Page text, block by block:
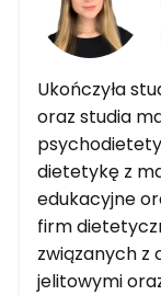
Ukończyła
oraz studia
dietetykę z
edukacyjne
firm
związanych z
jelitowymi